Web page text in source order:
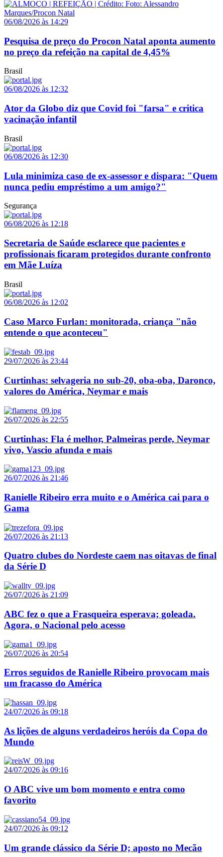
06/08/2026 às 14:29
Pesquisa de preço do Procon Natal aponta aumento
no preço da refeição na capital de 4,45%
Brasil
06/08/2026 às 12:32
Ator da Globo diz que Covid foi "farsa" e critica
vacinação infantil
Brasil
06/08/2026 às 12:30
Lula minimiza caso de ex-assessor e dispara: "Quem
nunca pediu empréstimo a um amigo?"
Segurança
06/08/2026 às 12:18
Secretaria de Saúde esclarece que pacientes e
profissionais ficaram protegidos durante confronto
em Mãe Luíza
Brasil
06/08/2026 às 12:02
Caso Marco Furlan: monitorada, criança "não
entende o que aconteceu"
29/07/2026 às 23:44
Curtinhas: selvageria no sub-20, oba-oba, Daronco,
valores do América, Neymar e mais
26/07/2026 às 22:55
Curtinhas: Fla é melhor, Palmeiras perde, Neymar
vivo, Vascio afunda e mais
26/07/2026 às 21:46
Ranielle Ribeiro erra muito e o América cai para o
Gama
26/07/2026 às 21:13
Quatro clubes do Nordeste caem nas oitavas de final
da Série D
26/07/2026 às 21:09
ABC fez o que a Frasqueira esperava; goleada.
Agora, o Nacional pelo acesso
26/07/2026 às 20:54
Erros seguidos de Ranielle Ribeiro provocam mais
um fracasso do América
24/07/2026 às 09:18
As lições de alguns verdadeiros heróis da Copa do
Mundo
24/07/2026 às 09:16
O ABC vive um bom momento e entra como
favorito
24/07/2026 às 09:12
Um grande clássico da Série D; aposto no Mecão